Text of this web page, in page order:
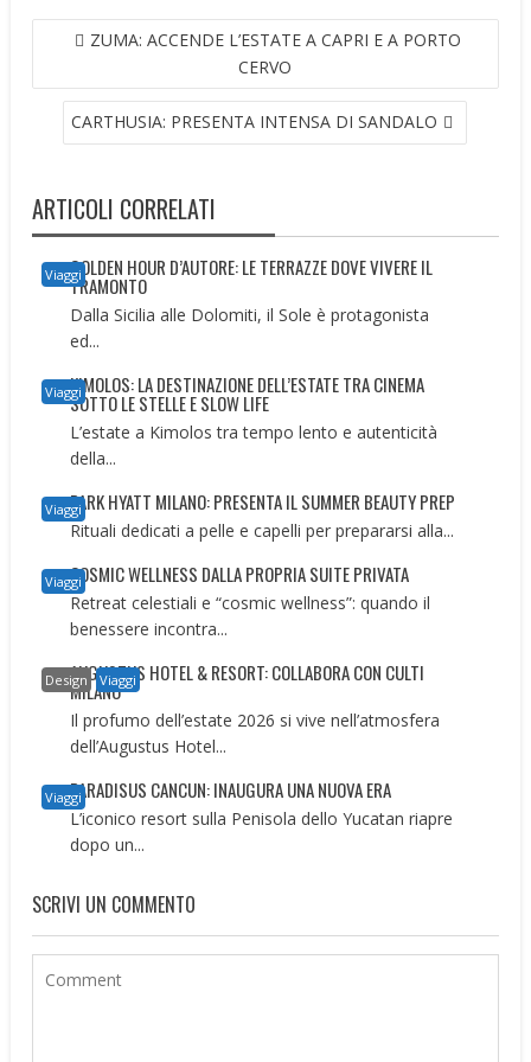
NAVIGAZIONE
ARTICOLIZUMA: ACCENDE L’ESTATE A CAPRI E A PORTO
CERVO
CARTHUSIA: PRESENTA INTENSA DI SANDALO
ARTICOLI CORRELATI
ViaggiGOLDEN HOUR D’AUTORE: LE TERRAZZE DOVE VIVERE IL
TRAMONTO
Dalla Sicilia alle Dolomiti, il Sole è protagonista
ed...
ViaggiKIMOLOS: LA DESTINAZIONE DELL’ESTATE TRA CINEMA
SOTTO LE STELLE E SLOW LIFE
L’estate a Kimolos tra tempo lento e autenticità
della...
ViaggiPARK HYATT MILANO: PRESENTA IL SUMMER BEAUTY PREP
Rituali dedicati a pelle e capelli per prepararsi alla...
ViaggiCOSMIC WELLNESS DALLA PROPRIA SUITE PRIVATA
Retreat celestiali e “cosmic wellness”: quando il
benessere incontra...
Design Viaggi
AUGUSTUS HOTEL & RESORT: COLLABORA CON CULTI
MILANO
Il profumo dell’estate 2026 si vive nell’atmosfera
dell’Augustus Hotel...
ViaggiPARADISUS CANCUN: INAUGURA UNA NUOVA ERA
L’iconico resort sulla Penisola dello Yucatan riapre
dopo un...
SCRIVI UN COMMENTO